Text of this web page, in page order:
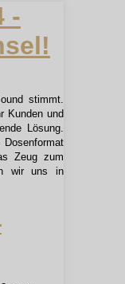
-
stimmt.
Kunden und
Lösung.
Zeug zum
wir uns in